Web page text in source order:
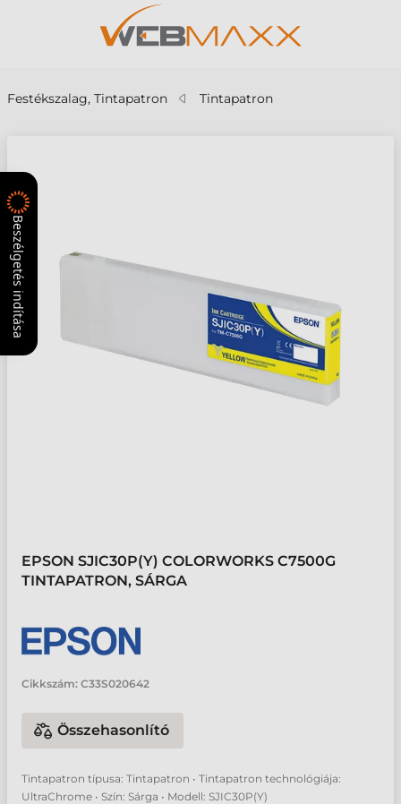
Festékszalag, Tintapatron Tintapatron
EPSON SJIC30P(Y) COLORWORKS C7500G
TINTAPATRON, SÁRGA
Cikkszám: C33S020642
Összehasonlító
Tintapatron típusa: Tintapatron • Tintapatron technológiája:
UltraChrome • Szín: Sárga • Modell: SJIC30P(Y)
Beszélgetés indítása